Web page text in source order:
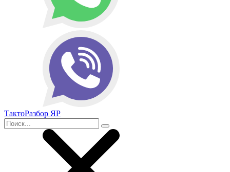
ТактоРазбор ЯР